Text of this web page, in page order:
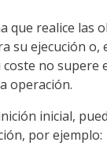
que realice las
su ejecución o,
no supere
operación.
inicial,
por ejemplo: